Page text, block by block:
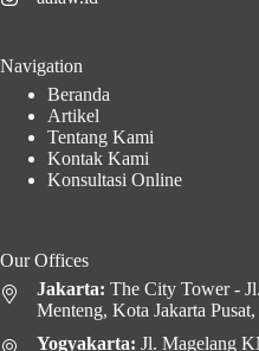
Navigation
Beranda
Artikel
Tentang Kami
Kontak Kami
Konsultasi Online
Our Offices
Jakarta: The City Tower -
Menteng, Kota Jakarta
Yogyakarta: Jl. Magelang